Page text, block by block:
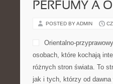
PERFUMY A
POSTED BY ADMIN
Orientalno-
osobach, które kochają
różnych stron świata. To
jak i tych, którzy od dawna